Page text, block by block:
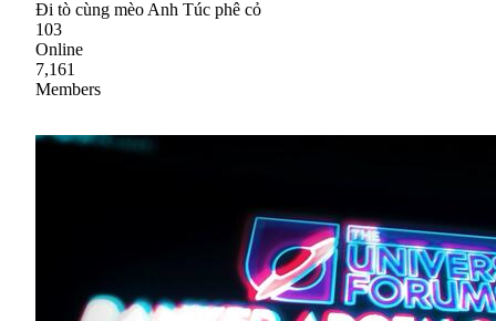
Đi tò cùng mèo Anh Túc phê cỏ
103
Online
7,161
Members